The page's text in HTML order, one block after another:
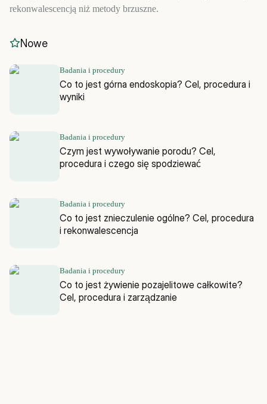
rekonwalescencją niż metody brzuszne.
Nowe
Badania i procedury
Co to jest górna endoskopia? Cel, procedura i
wyniki
Badania i procedury
Czym jest wywoływanie porodu? Cel,
procedura i czego się spodziewać
Badania i procedury
Co to jest znieczulenie ogólne? Cel, procedura
i rekonwalescencja
Badania i procedury
Co to jest żywienie pozajelitowe całkowite?
Cel, procedura i zarządzanie